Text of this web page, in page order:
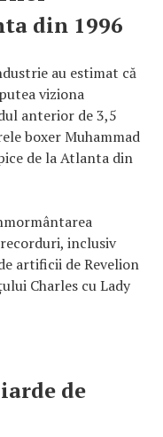
din 1996
au estimat că
viziona
anterior de 3,5
boxer Muhammad
de la Atlanta din
inclusiv
artificii de Revelion
Charles cu Lady
de